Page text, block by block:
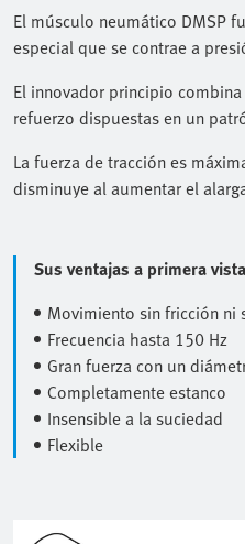
El músculo neumático DMSP
especial que se contrae a
El innovador principio
refuerzo dispuestas en un
La fuerza de tracción es
disminuye al aumentar el
Sus ventajas a primera vista
Movimiento sin fricción ni
Frecuencia hasta 150 Hz
Gran fuerza con un
Completamente estanco
Insensible a la suciedad
Flexible